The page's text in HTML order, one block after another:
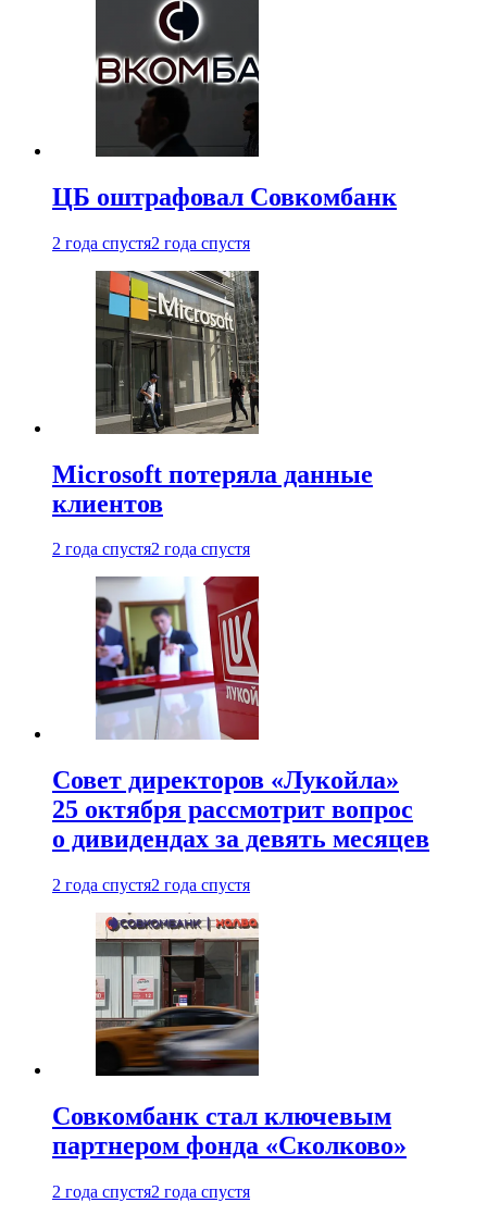
ЦБ оштрафовал Совкомбанк
2 года спустя2 года спустя
Microsoft потеряла данные
клиентов
2 года спустя2 года спустя
Совет директоров «Лукойла»
25 октября рассмотрит вопрос
о дивидендах за девять месяцев
2 года спустя2 года спустя
Совкомбанк стал ключевым
партнером фонда «Сколково»
2 года спустя2 года спустя